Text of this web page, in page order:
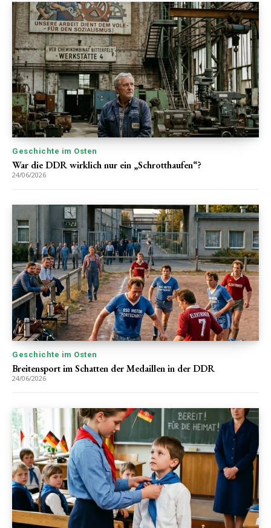
Geschichte im Osten
War die DDR wirklich nur ein „Schrotthaufen“?
24/06/2026
Geschichte im Osten
Breitensport im Schatten der Medaillen in der DDR
24/06/2026